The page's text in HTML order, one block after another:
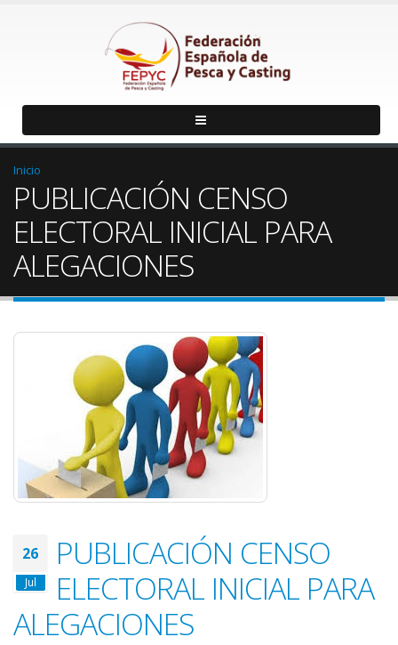
Inicio
PUBLICACIÓN CENSO
ELECTORAL INICIAL PARA
ALEGACIONES
26
Jul
PUBLICACIÓN CENSO
ELECTORAL INICIAL PARA
ALEGACIONES